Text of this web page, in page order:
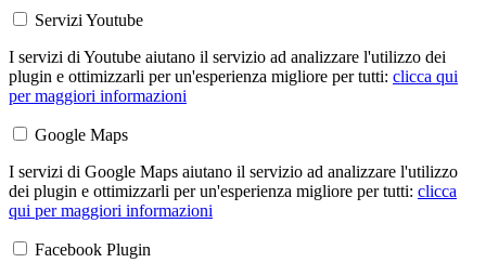
Servizi Youtube
I servizi di Youtube aiutano il servizio ad analizzare l'utilizzo dei
plugin e ottimizzarli per un'esperienza migliore per tutti: clicca qui
per maggiori informazioni
Google Maps
I servizi di Google Maps aiutano il servizio ad analizzare l'utilizzo
dei plugin e ottimizzarli per un'esperienza migliore per tutti: clicca
qui per maggiori informazioni
Facebook Plugin